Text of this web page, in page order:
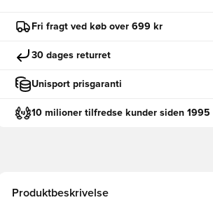
Fri fragt ved køb over 699 kr
30 dages returret
Unisport prisgaranti
10 milioner tilfredse kunder siden 1995
Produktbeskrivelse